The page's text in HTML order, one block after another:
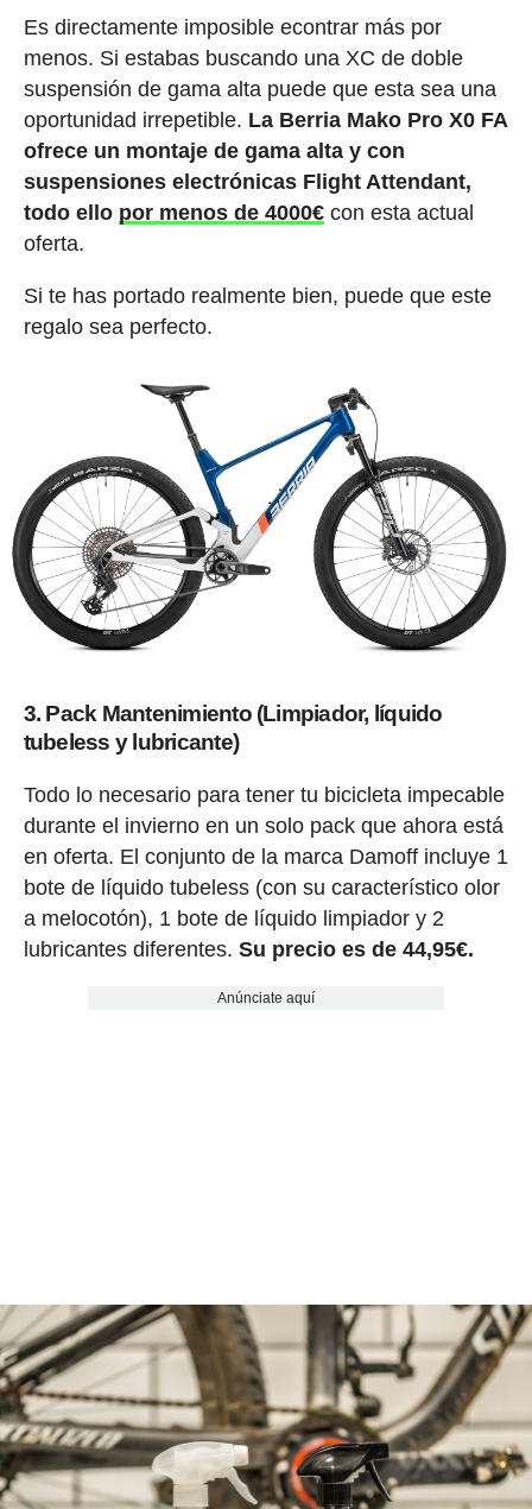
Es directamente imposible econtrar más por
menos. Si estabas buscando una XC de doble
suspensión de gama alta puede que esta sea una
oportunidad irrepetible. La Berria Mako Pro X0 FA
ofrece un montaje de gama alta y con
suspensiones electrónicas Flight Attendant,
todo ello por menos de 4000€ con esta actual
oferta.
Si te has portado realmente bien, puede que este
regalo sea perfecto.
3. Pack Mantenimiento (Limpiador, líquido
tubeless y lubricante)
Todo lo necesario para tener tu bicicleta impecable
durante el invierno en un solo pack que ahora está
en oferta. El conjunto de la marca Damoff incluye 1
bote de líquido tubeless (con su característico olor
a melocotón), 1 bote de líquido limpiador y 2
lubricantes diferentes. Su precio es de 44,95€.
Anúnciate aquí